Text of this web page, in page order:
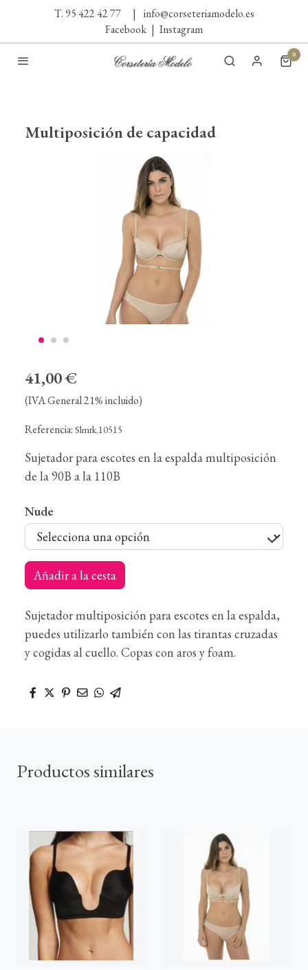
T. 95 422 42 77 |
info@corseteriamodelo.es
Facebook | Instagram
0
Multiposición de capacidad
41,00 €
(IVA General 21% incluido)
Referencia: Slmrk.10515
Sujetador para escotes en la espalda multiposición
de la 90B a la 110B
Nude
Añadir a la cesta
Sujetador multiposición para escotes en la espalda,
puedes utilizarlo también con las tirantas cruzadas
y cogidas al cuello. Copas con aros y foam.
Productos similares